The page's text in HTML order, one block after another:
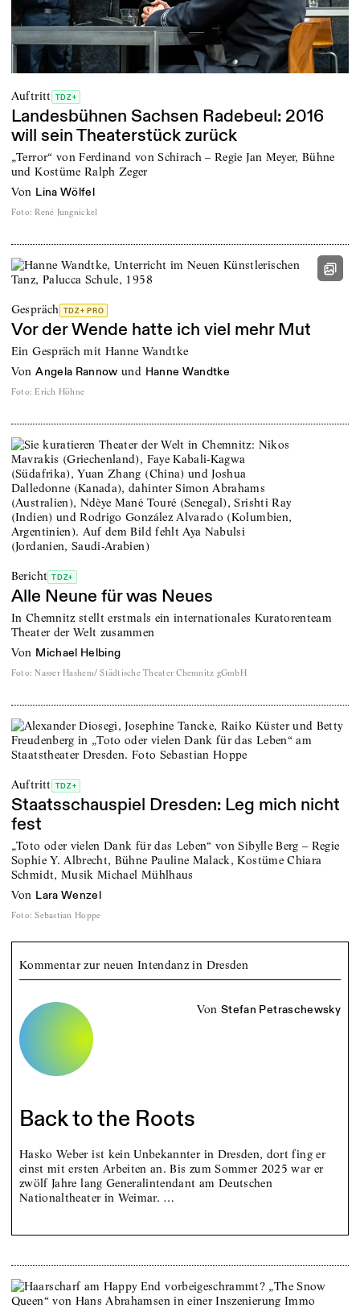
Auftritt TDZ+
Landesbühnen Sachsen Radebeul: 2016
will sein Theaterstück zurück
„Terror“ von Ferdinand von Schirach – Regie Jan Meyer, Bühne
und Kostüme Ralph Zeger
von Lina Wölfel
Foto: René Jungnickel
Gespräch TDZ+ PRO
Vor der Wende hatte ich viel mehr Mut
Ein Gespräch mit Hanne Wandtke
von Angela Rannow und Hanne Wandtke
Foto: Erich Höhne
Bericht TDZ+
Alle Neune für was Neues
In Chemnitz stellt erstmals ein internationales Kuratorenteam
Theater der Welt zusammen
von Michael Helbing
Foto: Nasser Hashem/ Städtische Theater Chemnitz gGmbH
Auftritt TDZ+
Staatsschauspiel Dresden: Leg mich nicht
fest
„Toto oder vielen Dank für das Leben“ von Sibylle Berg – Regie
Sophie Y. Albrecht, Bühne Pauline Malack, Kostüme Chiara
Schmidt, Musik Michael Mühlhaus
von Lara Wenzel
Foto: Sebastian Hoppe
Kommentar zur neuen Intendanz in Dresden
von Stefan Petraschewsky
Back to the Roots
Hasko Weber ist kein Unbekannter in Dresden, dort fing er
einst mit ersten Arbeiten an. Bis zum Sommer 2025 war er
zwölf Jahre lang Generalintendant am Deutschen
Nationaltheater in Weimar. …